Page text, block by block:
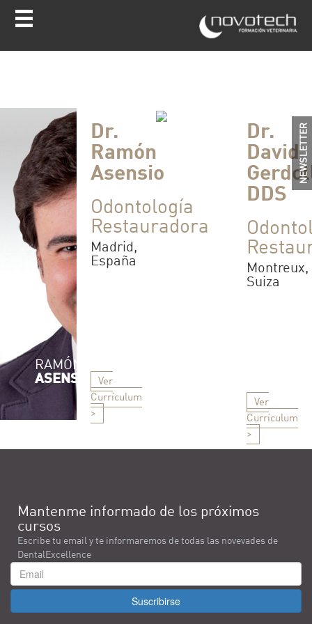
RAMÓN
ASENSIO
Dr.
Ramón
Asensio
Odontología
Restauradora
Madrid,
España
Ver
Currículum
>
Dr.
David
DDS
Montreux,
Suiza
Ver
Currículum
>
Mantenme informado de los próximos
cursos
Escribe tu email y te informaremos de todas las novevades de
DentalExcellence
Suscribirse